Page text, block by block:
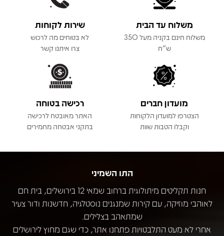
משלוח עד הבית
משלוח חינם בקניה מעל 350
ש"ח
שירות לקוחות
לא בטוחים מה לרכוש
צרו איתנו קשר
מועדון חברים
הצטרפו למועדון הלקוחות
וקבלו הטבות שוות
רכישה בטוחה
האתר מאובטח לרכישה
בתקני אבטחה מחמירים
התו השמיני
חנות תקליטים מיתולוגית ברחוב שמאי 12 בירושלים, בית חם
לאוהבי מוזיקה, עם קירות שמנגנים נוסטלגיה, חדשנות ודור צעיר
שמתאהב בצלילים.
אחרי לא מעט התלבטויות פתחנו אתר, כדי שגם מחוץ לירושלים